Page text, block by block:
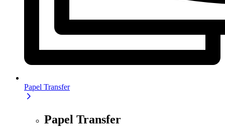
Papel Transfer
Papel Transfer